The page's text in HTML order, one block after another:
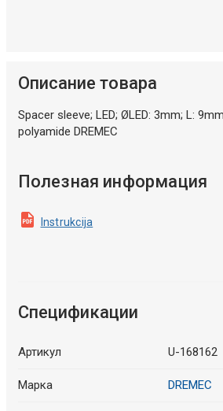
Описание товара
Spacer sleeve; LED; ØLED: 3mm; L:
polyamide DREMEC
Полезная информация
Instrukcija
Спецификации
Артикул U-168162
Марка DREMEC